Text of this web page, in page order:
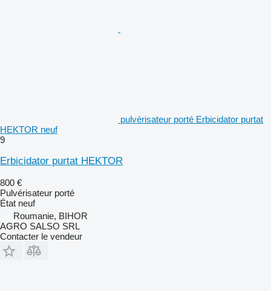
pulvérisateur porté Erbicidator purtat
HEKTOR neuf
9
Erbicidator purtat HEKTOR
800 €
Pulvérisateur porté
État neuf
Roumanie, BIHOR
AGRO SALSO SRL
Contacter le vendeur